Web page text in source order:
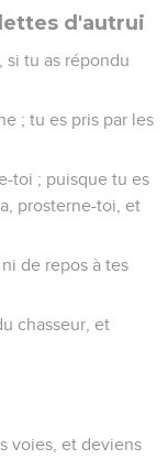
d'autrui
si tu as répondu
; tu es pris par les
toi ; puisque tu es
prosterne-toi, et
de repos à tes
chasseur, et
voies, et deviens